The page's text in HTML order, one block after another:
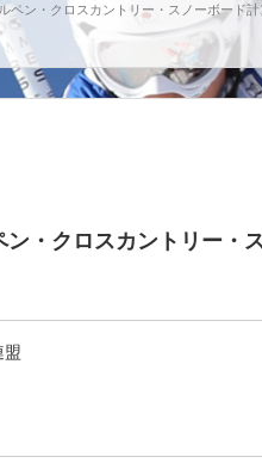
ペン・クロスカントリー・スノーボード
ン・クロスカントリー・
盟